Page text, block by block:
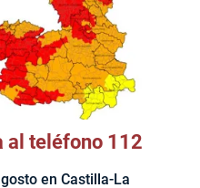
al teléfono 112
en Castilla-La